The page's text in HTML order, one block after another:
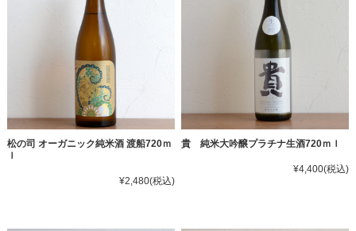
松の司 オーガニック純米酒 渡船720ｍ
ｌ
¥2,480(税込)
貴 純米大吟醸プラチナ生酒720ｍｌ
¥4,400(税込)